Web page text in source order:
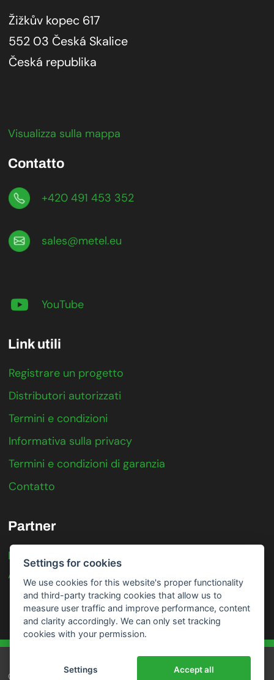
Žižkův kopec 617
552 03 Česká Skalice
Česká republika
Visualizza sulla mappa
Contatto
+420 491 453 352
sales@metel.eu
YouTube
Link utili
Registrare un progetto
Distributori autorizzati
Termini e condizioni
Informativa sulla privacy
Termini e condizioni di garanzia
Contatto
Partner
IFTER
Axis Communications
GDPR Cookies|Mappa del sito
Settings for cookies
We use cookies for this website's proper functionality
and third-party tracking cookies that allow us to
measure user traffic and improve performance, content
and clarity accordingly. We can only set tracking
cookies with your permission.
Accept all
Settings